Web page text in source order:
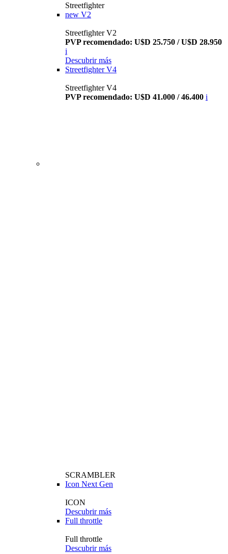
Streetfighter
new V2
Streetfighter V2
PVP recomendado: U$D 25.750 / U$D 28.950
i
Descubrir más
Streetfighter V4
Streetfighter V4
PVP recomendado: U$D 41.000 / 46.400 i
SCRAMBLER
Icon Next Gen
ICON
Descubrir más
Full throttle
Full throttle
Descubrir más